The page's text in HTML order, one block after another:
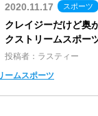
2020.11.17 スポーツ
クレイジーだけど奥
クストリームスポー
投稿者：ラスティー
ームスポーツ